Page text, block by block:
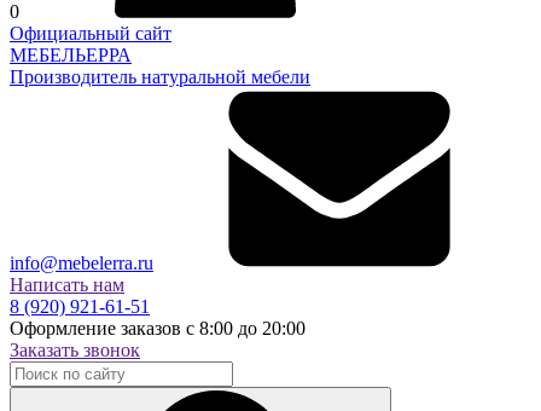
0
Официальный сайт
МЕБЕЛЬЕРРА
Производитель натуральной мебели
info@mebelerra.ru
Написать нам
8 (920) 921-61-51
Оформление заказов с 8:00 до 20:00
Заказать звонок